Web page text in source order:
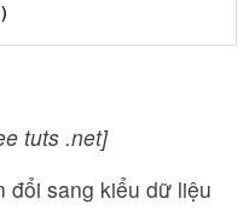
tuts .net]
đổi sang kiểu dữ liệu